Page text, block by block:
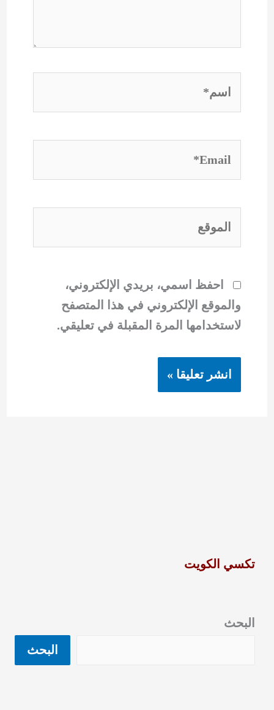
احفظ اسمي، بريدي الإلكتروني،
والموقع الإلكتروني في هذا المتصفح
لاستخدامها المرة المقبلة في تعليقي.
تكسي الكويت
البحث
البحث